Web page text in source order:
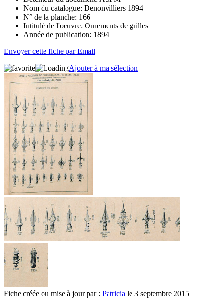
Nom du catalogue: Denonvilliers 1894
N° de la planche: 166
Intitulé de l'oeuvre: Ornements de grilles
Année de publication: 1894
Envoyer cette fiche par Email
Ajouter à ma sélection
Fiche créée ou mise à jour par : Patricia le 3 septembre 2015